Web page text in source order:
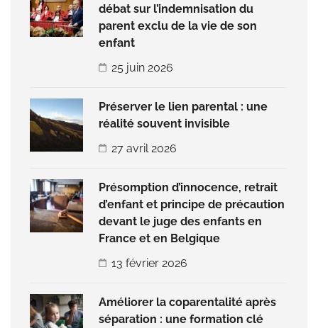
débat sur l’indemnisation du
parent exclu de la vie de son
enfant
25 juin 2026
Préserver le lien parental : une
réalité souvent invisible
27 avril 2026
Présomption d’innocence, retrait
d’enfant et principe de précaution
devant le juge des enfants en
France et en Belgique
13 février 2026
Améliorer la coparentalité après
séparation : une formation clé